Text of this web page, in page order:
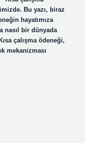
Bu yazı, biraz
hayatımıza
nasıl bir dünyada
çalışma ödeneği,
mekanizması